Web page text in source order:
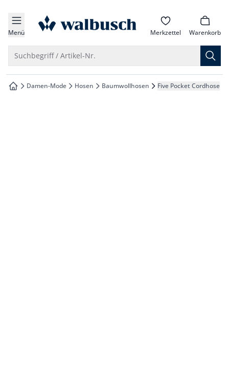
springen
springen
springen
springen
Menü zur Startseite Merkzettel Warenkorb
Suchbegriff / Artikel-Nr.
zur Startseite
Damen-Mode Hosen Baumwollhosen Five Pocket Cordhose